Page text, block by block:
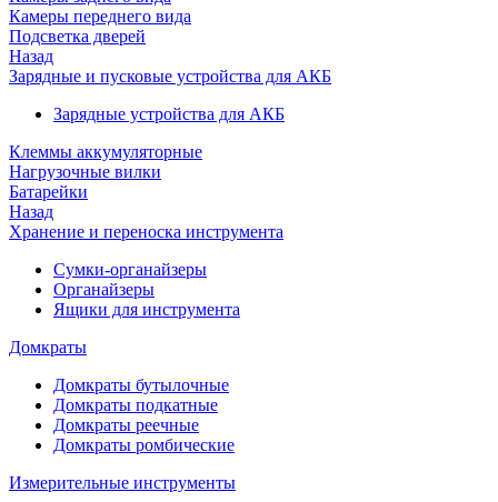
Камеры переднего вида
Подсветка дверей
Назад
Зарядные и пусковые устройства для АКБ
Зарядные устройства для АКБ
Клеммы аккумуляторные
Нагрузочные вилки
Батарейки
Назад
Хранение и переноска инструмента
Сумки-органайзеры
Органайзеры
Ящики для инструмента
Домкраты
Домкраты бутылочные
Домкраты подкатные
Домкраты реечные
Домкраты ромбические
Измерительные инструменты